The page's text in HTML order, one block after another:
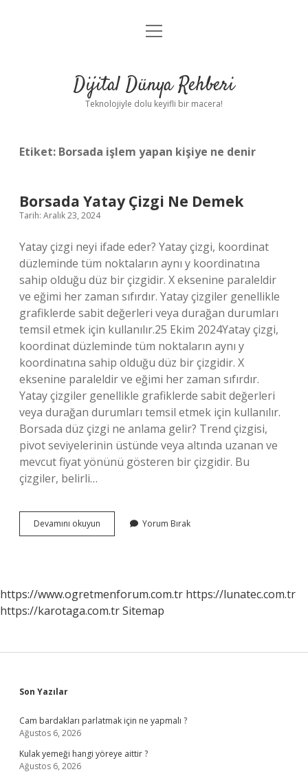
Anasayfa
Yasal Uyarı
menüyü
Dijital Dünya Rehberi
Teknolojiyle dolu keyifli bir macera!
Etiket: Borsada işlem yapan kişiye ne denir
Borsada Yatay Çizgi Ne Demek
Tarih: Aralık 23, 2024
Yatay çizgi neyi ifade eder? Yatay çizgi, koordinat
düzleminde tüm noktaların aynı y koordinatına
sahip olduğu düz bir çizgidir. X eksenine paraleldir
ve eğimi her zaman sıfırdır. Yatay çizgiler genellikle
grafiklerde sabit değerleri veya durağan durumları
temsil etmek için kullanılır.25 Ekim 2024Yatay çizgi,
koordinat düzleminde tüm noktaların aynı y
koordinatına sahip olduğu düz bir çizgidir. X
eksenine paraleldir ve eğimi her zaman sıfırdır.
Yatay çizgiler genellikle grafiklerde sabit değerleri
veya durağan durumları temsil etmek için kullanılır.
Borsada düz çizgi ne anlama gelir? Trend çizgisi,
pivot seviyelerinin üstünde veya altında uzanan ve
mevcut fiyat yönünü gösteren bir çizgidir. Bu
çizgiler, belirli…
Devamını okuyun Borsada
Yatay
Yorum Bırak
https://www.ogretmenforum.com.tr https://lunatec.com.tr
https://karotaga.com.trSitemap
Sidebar
Son Yazılar
Cam bardakları parlatmak için ne yapmalı ?
Ağustos 6, 2026
Kulak yemeği hangi yöreye aittir ?
Ağustos 6, 2026